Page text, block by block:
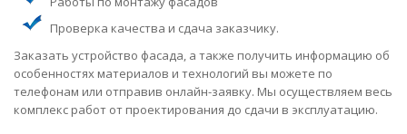
Проверка качества и сдача заказчику.
Заказать устройство фасада, а также получить информацию об
особенностях материалов и технологий вы можете по
телефонам или отправив онлайн-заявку. Мы осуществляем весь
комплекс работ от проектирования до сдачи в эксплуатацию.